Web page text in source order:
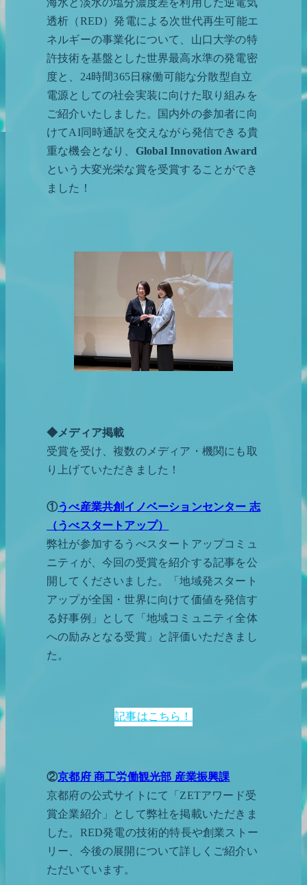
海水と淡水の塩分濃度差を利用した逆電気
透析（RED）発電による次世代再生可能エ
ネルギーの事業化について、山口大学の特
許技術を基盤とした世界最高水準の発電密
度と、24時間365日稼働可能な分散型自立
電源としての社会実装に向けた取り組みを
ご紹介いたしました。国内外の参加者に向
けてAI同時通訳を交えながら発信できる貴
重な機会となり、 Global Innovation Award
という大変光栄な賞を受賞することができ
ました！
◆メディア掲載
受賞を受け、複数のメディア・機関にも取
り上げていただきました！
①うべ産業共創イノベーションセンター 志
（うべスタートアップ）
弊社が参加するうべスタートアップコミュ
ニティが、今回の受賞を紹介する記事を公
開してくださいました。「地域発スタート
アップが全国・世界に向けて価値を発信す
る好事例」として「地域コミュニティ全体
への励みとなる受賞」と評価いただきまし
た。
記事はこちら！
②京都府 商工労働観光部 産業振興課
京都府の公式サイトにて「ZETアワード受
賞企業紹介」として弊社を掲載いただきま
した。RED発電の技術的特長や創業ストー
リー、今後の展開について詳しくご紹介い
ただいています。